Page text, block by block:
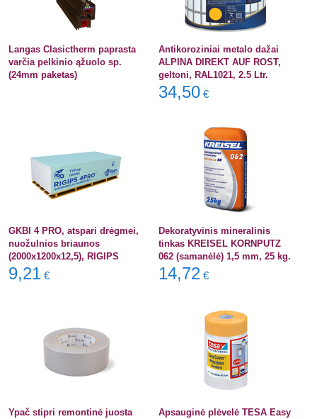
Langas Clasictherm paprasta
varčia pelkinio ąžuolo sp.
(24mm paketas)
Antikoroziniai metalo dažai
ALPINA DIREKT AUF ROST,
geltoni, RAL1021, 2.5 Ltr.
34,50 €
GKBI 4 PRO, atspari drėgmei,
nuožulnios briaunos
(2000x1200x12,5), RIGIPS
9,21 €
Dekoratyvinis mineralinis
tinkas KREISEL KORNPUTZ
062 (samanėlė) 1,5 mm, 25 kg.
14,72 €
Ypač stipri remontinė juosta
Apsauginė plėvelė TESA Easy